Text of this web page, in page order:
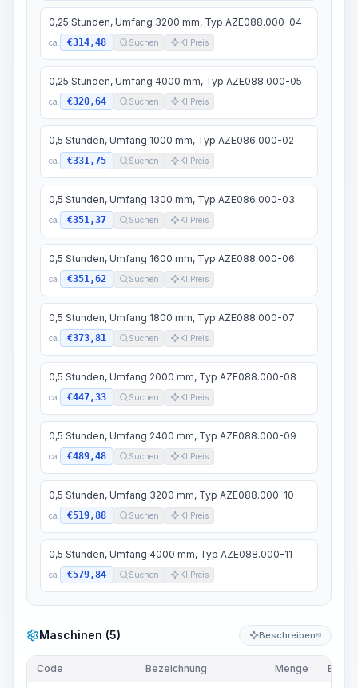
0,25 Stunden, Umfang 3200 mm, Typ AZE088.000-04
ca. €314,48 Suchen KI Preis
0,25 Stunden, Umfang 4000 mm, Typ AZE088.000-05
ca. €320,64 Suchen KI Preis
0,5 Stunden, Umfang 1000 mm, Typ AZE086.000-02
ca. €331,75 Suchen KI Preis
0,5 Stunden, Umfang 1300 mm, Typ AZE086.000-03
ca. €351,37 Suchen KI Preis
0,5 Stunden, Umfang 1600 mm, Typ AZE088.000-06
ca. €351,62 Suchen KI Preis
0,5 Stunden, Umfang 1800 mm, Typ AZE088.000-07
ca. €373,81 Suchen KI Preis
0,5 Stunden, Umfang 2000 mm, Typ AZE088.000-08
ca. €447,33 Suchen KI Preis
0,5 Stunden, Umfang 2400 mm, Typ AZE088.000-09
ca. €489,48 Suchen KI Preis
0,5 Stunden, Umfang 3200 mm, Typ AZE088.000-10
ca. €519,88 Suchen KI Preis
0,5 Stunden, Umfang 4000 mm, Typ AZE088.000-11
ca. €579,84 Suchen KI Preis
Maschinen (5) Beschreiben KI
Code Bezeichnung Menge Einheit